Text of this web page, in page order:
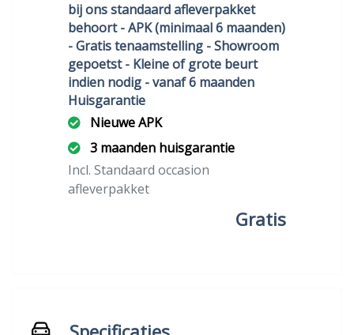
bij ons standaard afleverpakket
behoort - APK (minimaal 6 maanden)
- Gratis tenaamstelling - Showroom
gepoetst - Kleine of grote beurt
indien nodig - vanaf 6 maanden
Huisgarantie
Nieuwe APK
3 maanden huisgarantie
Incl. Standaard occasion
afleverpakket
Gratis